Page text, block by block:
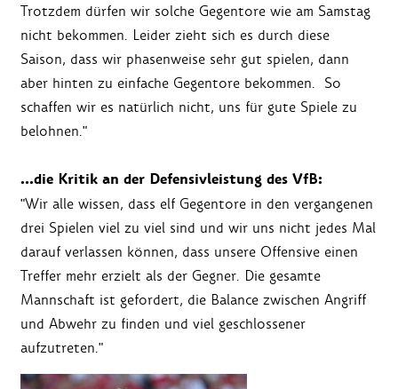
Trotzdem dürfen wir solche Gegentore wie am Samstag
nicht bekommen. Leider zieht sich es durch diese
Saison, dass wir phasenweise sehr gut spielen, dann
aber hinten zu einfache Gegentore bekommen. So
schaffen wir es natürlich nicht, uns für gute Spiele zu
belohnen."
…die Kritik an der Defensivleistung des VfB:
"Wir alle wissen, dass elf Gegentore in den vergangenen
drei Spielen viel zu viel sind und wir uns nicht jedes Mal
darauf verlassen können, dass unsere Offensive einen
Treffer mehr erzielt als der Gegner. Die gesamte
Mannschaft ist gefordert, die Balance zwischen Angriff
und Abwehr zu finden und viel geschlossener
aufzutreten."